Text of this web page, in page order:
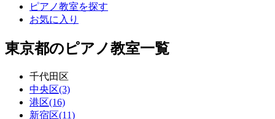
ピアノ教室を探す
お気に入り
東京都のピアノ教室一覧
千代田区
中央区(3)
港区(16)
新宿区(11)